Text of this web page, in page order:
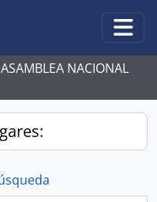
NACIONAL